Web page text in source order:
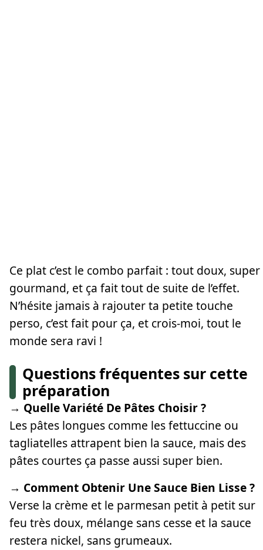
Ce plat c’est le combo parfait : tout doux, super
gourmand, et ça fait tout de suite de l’effet.
N’hésite jamais à rajouter ta petite touche
perso, c’est fait pour ça, et crois-moi, tout le
monde sera ravi !
Questions fréquentes sur cette
préparation
→ Quelle Variété De Pâtes Choisir ?
Les pâtes longues comme les fettuccine ou
tagliatelles attrapent bien la sauce, mais des
pâtes courtes ça passe aussi super bien.
→ Comment Obtenir Une Sauce Bien Lisse ?
Verse la crème et le parmesan petit à petit sur
feu très doux, mélange sans cesse et la sauce
restera nickel, sans grumeaux.